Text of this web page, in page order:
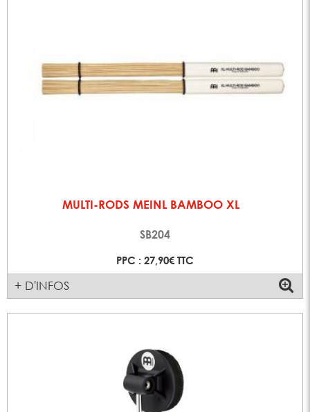
MULTI-RODS MEINL BAMBOO XL
SB204
PPC : 27,90€ TTC
+ D'INFOS